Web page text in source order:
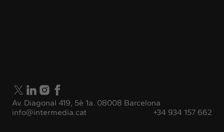
Av. Diagonal 419, 5è 1a. 08008 Barcelona
info@intermedia.cat
+34 934 157 662